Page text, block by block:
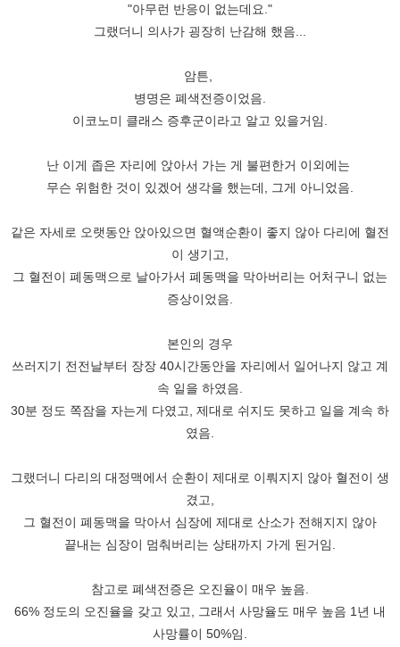
"아무런 반응이 없는데요."
그랬더니 의사가 굉장히 난감해 했음...
암튼,
병명은 폐색전증이었음.
이코노미 클래스 증후군이라고 알고 있을거임.
난 이게 좁은 자리에 앉아서 가는 게 불편한거 이외에는
무슨 위험한 것이 있겠어 생각을 했는데, 그게 아니었음.
같은 자세로 오랫동안 앉아있으면 혈액순환이 좋지 않아 다리에 혈전
이 생기고,
그 혈전이 폐동맥으로 날아가서 폐동맥을 막아버리는 어처구니 없는
증상이었음.
본인의 경우
쓰러지기 전전날부터 장장 40시간동안을 자리에서 일어나지 않고 계
속 일을 하였음.
30분 정도 쪽잠을 자는게 다였고, 제대로 쉬지도 못하고 일을 계속 하
였음.
그랬더니 다리의 대정맥에서 순환이 제대로 이뤄지지 않아 혈전이 생
겼고,
그 혈전이 폐동맥을 막아서 심장에 제대로 산소가 전해지지 않아
끝내는 심장이 멈춰버리는 상태까지 가게 된거임.
참고로 폐색전증은 오진율이 매우 높음.
66% 정도의 오진율을 갖고 있고, 그래서 사망율도 매우 높음 1년 내
사망률이 50%임.